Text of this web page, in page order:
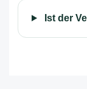
Ist der